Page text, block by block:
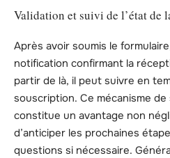
Validation et suivi de l’état de
Après avoir soumis le
notification confirmant la
partir de là, il peut suivre en
souscription. Ce mécanisme
constitue un avantage non
d’anticiper les prochaines
questions si nécessaire.